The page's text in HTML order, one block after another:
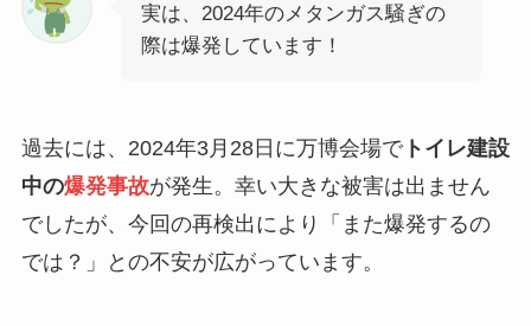
実は、2024年のメタンガス騒ぎの
際は爆発しています！
過去には、2024年3月28日に万博会場でトイレ建設
中の爆発事故が発生。幸い大きな被害は出ません
でしたが、今回の再検出により「また爆発するの
では？」との不安が広がっています。